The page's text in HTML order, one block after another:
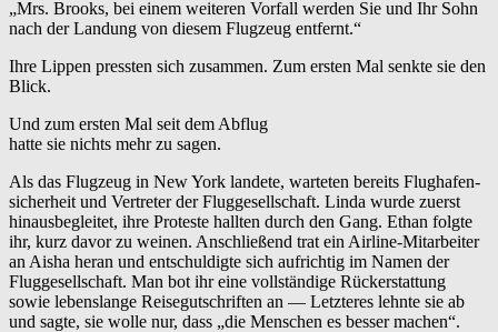
„Mrs. Brooks, bei einem weiteren Vorfall werden Sie und Ihr Sohn
nach der Landung von diesem Flugzeug entfernt.“
Ihre Lippen pressten sich zusammen. Zum ersten Mal senkte sie den
Blick.
Und zum ersten Mal seit dem Abflug
hatte sie nichts mehr zu sagen.
Als das Flugzeug in New York landete, warteten bereits Flughafen­
sicherheit und Vertreter der Fluggesellschaft. Linda wurde zuerst
hinausbegleitet, ihre Proteste hallten durch den Gang. Ethan folgte
ihr, kurz davor zu weinen. Anschließend trat ein Airline-Mitarbeiter
an Aisha heran und entschuldigte sich aufrichtig im Namen der
Fluggesellschaft. Man bot ihr eine vollständige Rückerstattung
sowie lebenslange Reisegutschriften an — Letzteres lehnte sie ab
und sagte, sie wolle nur, dass „die Menschen es besser machen“.